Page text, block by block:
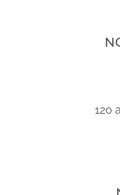
120